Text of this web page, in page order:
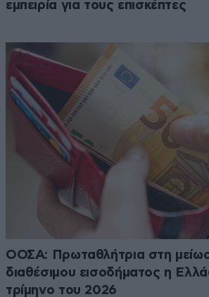
εμπειρία για τους επισκέπτες
ΟΟΣΑ: Πρωταθλήτρια στη
διαθέσιμου εισοδήματος η
τρίμηνο του 2026